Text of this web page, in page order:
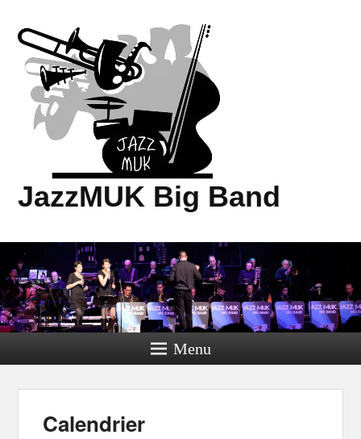
JazzMUK Big Band
Menu
Calendrier